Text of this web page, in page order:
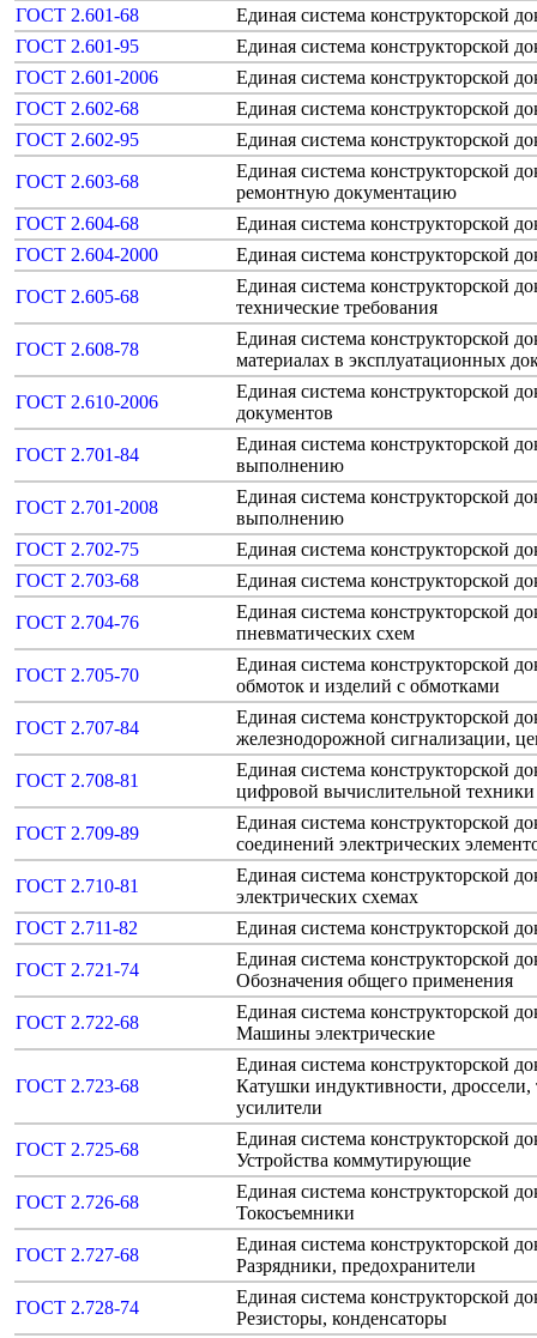
ГОСТ 2.601-68
Единая система конструкторской
ГОСТ 2.601-95
Единая система конструкторской
ГОСТ 2.601-2006
Единая система конструкторской
ГОСТ 2.602-68
Единая система конструкторской
ГОСТ 2.602-95
Единая система конструкторской
ГОСТ 2.603-68
Единая система конструкторской
ремонтную документацию
ГОСТ 2.604-68
Единая система конструкторской
ГОСТ 2.604-2000
Единая система конструкторской
ГОСТ 2.605-68
Единая система конструкторской
технические требования
ГОСТ 2.608-78
Единая система конструкторской
материалах в эксплуатационных
ГОСТ 2.610-2006
Единая система конструкторской
документов
ГОСТ 2.701-84
Единая система конструкторской
выполнению
ГОСТ 2.701-2008
Единая система конструкторской
выполнению
ГОСТ 2.702-75
Единая система конструкторской
ГОСТ 2.703-68
Единая система конструкторской
ГОСТ 2.704-76
Единая система конструкторской
пневматических схем
ГОСТ 2.705-70
Единая система конструкторской
обмоток и изделий с обмотками
ГОСТ 2.707-84
Единая система конструкторской
железнодорожной сигнализации,
ГОСТ 2.708-81
Единая система конструкторской
цифровой вычислительной техники
ГОСТ 2.709-89
Единая система конструкторской
соединений электрических
ГОСТ 2.710-81
Единая система конструкторской
электрических схемах
ГОСТ 2.711-82
Единая система конструкторской
ГОСТ 2.721-74
Единая система конструкторской
Обозначения общего применения
ГОСТ 2.722-68
Единая система конструкторской
Машины электрические
ГОСТ 2.723-68
Единая система конструкторской
Катушки индуктивности,
усилители
ГОСТ 2.725-68
Единая система конструкторской
Устройства коммутирующие
ГОСТ 2.726-68
Единая система конструкторской
Токосъемники
ГОСТ 2.727-68
Единая система конструкторской
Разрядники, предохранители
ГОСТ 2.728-74
Единая система конструкторской
Резисторы, конденсаторы